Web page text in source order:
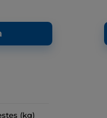
(kg)